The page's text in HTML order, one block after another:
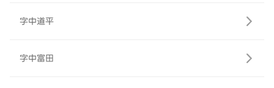
字中道平
字中富田